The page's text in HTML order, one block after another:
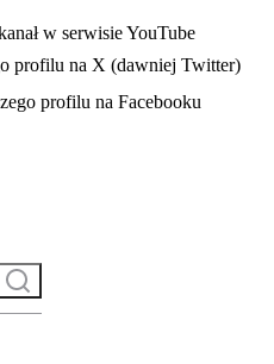
karcie
w serwisie YouTube
profilu na X (dawniej Twitter)
nowej karcieprofilu na Facebooku
Szukaj